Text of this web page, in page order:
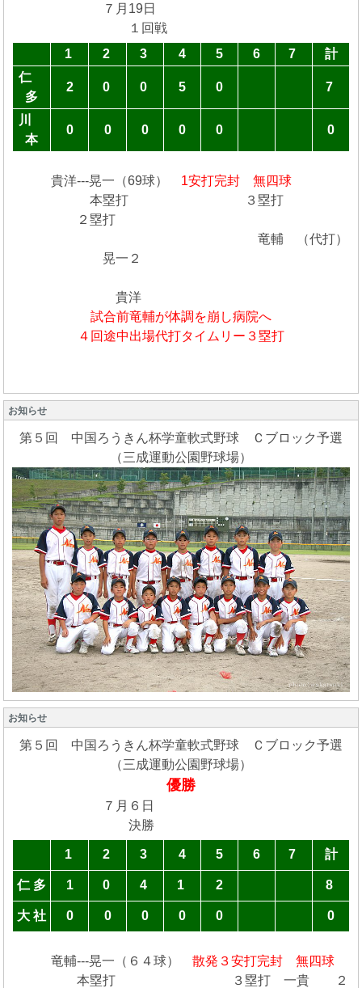
７月19日
１回戦
1
2 3 4 5 6 7
計
仁
多
2 0 0 5 0 7
川
本
0 0 0 0 0 0
貴洋---晃一（69球） 1安打完封 無四球
本塁打 ３塁打
２塁打
竜輔 （代打）
晃一２
貴洋
試合前竜輔が体調を崩し病院へ
４回途中出場代打タイムリー３塁打
お知らせ
第５回 中国ろうきん杯学童軟式野球 Ｃブロック予選
（三成運動公園野球場）
お知らせ
第５回 中国ろうきん杯学童軟式野球 Ｃブロック予選
（三成運動公園野球場）
優勝
７月６日
決勝
1 2 3 4 5 6 7 計
仁 多 1 0 4 1 2 8
大 社 0 0 0 0 0 0
竜輔---晃一（６４球） 散発３安打完封 無四球
本塁打 ３塁打 一貴 ２